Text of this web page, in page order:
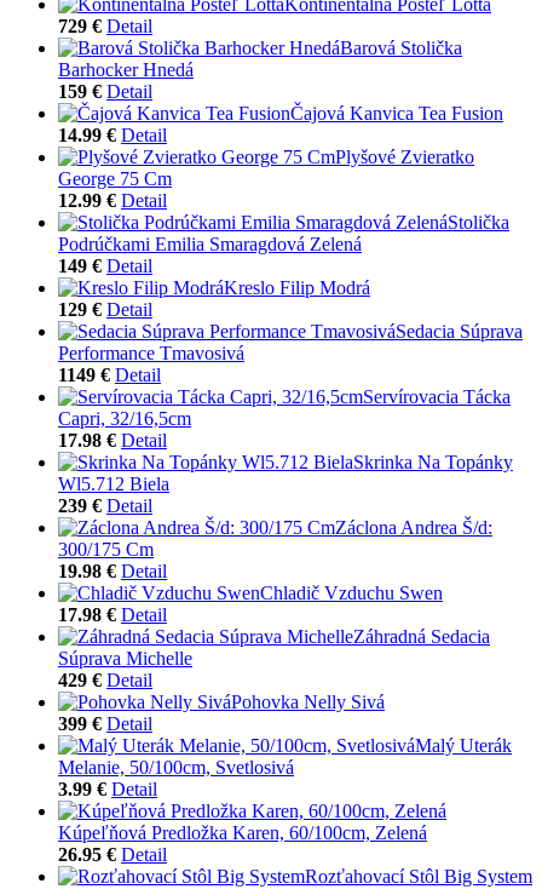
729 € Detail
Barová Stolička
Barhocker Hnedá
159 € Detail
Čajová Kanvica Tea Fusion
14.99 € Detail
Plyšové Zvieratko
George 75 Cm
12.99 € Detail
Stolička
Podrúčkami Emilia Smaragdová Zelená
149 € Detail
Kreslo Filip Modrá
129 € Detail
Sedacia Súprava
Performance Tmavosivá
1149 € Detail
Servírovacia Tácka
Capri, 32/16,5cm
17.98 € Detail
Skrinka Na Topánky
Wl5.712 Biela
239 € Detail
Záclona Andrea Š/d:
300/175 Cm
19.98 € Detail
Chladič Vzduchu Swen
17.98 € Detail
Záhradná Sedacia
Súprava Michelle
429 € Detail
Pohovka Nelly Sivá
399 € Detail
Malý Uterák
Melanie, 50/100cm, Svetlosivá
3.99 € Detail
Kúpeľňová Predložka Karen, 60/100cm, Zelená
26.95 € Detail
Rozťahovací Stôl Big System